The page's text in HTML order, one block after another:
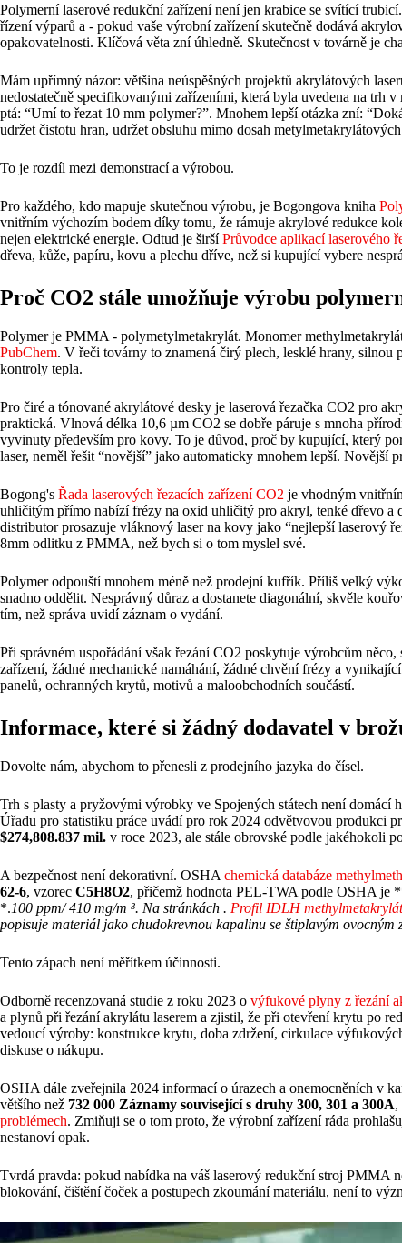
Polymerní laserové redukční zařízení není jen krabice se svítící
řízení výparů a - pokud vaše výrobní zařízení skutečně dodává
opakovatelnosti. Klíčová věta zní úhledně. Skutečnost v továrně je
Mám upřímný názor: většina neúspěšných projektů akrylátových
nedostatečně specifikovanými zařízeními, která byla uvedena na trh
ptá: “Umí to řezat 10 mm polymer?”. Mnohem lepší otázka zní:
udržet čistotu hran, udržet obsluhu mimo dosah
To je rozdíl mezi demonstrací a výrobou.
Pro každého, kdo mapuje skutečnou výrobu, je Bogongova kniha
vnitřním výchozím bodem díky tomu, že rámuje akrylové redukce
nejen elektrické energie. Odtud je širšíPrůvodce aplikací laserového
dřeva, kůže, papíru, kovu a plechu dříve, než si kupující vybere
Proč CO2 stále umožňuje výrobu
Polymer je PMMA - polymetylmetakrylát. Monomer
PubChem. V řeči továrny to znamená čirý plech, lesklé hrany,
kontroly tepla.
Pro čiré a tónované akrylátové desky je laserová řezačka CO2 pro
praktická. Vlnová délka 10,6 µm CO2 se dobře páruje s mnoha
vyvinuty především pro kovy. To je důvod, proč by kupující, který
laser, neměl řešit “novější” jako automaticky mnohem lepší. Novější
Bogong's Řada laserových řezacích zařízení CO2 je vhodným
uhličitým přímo nabízí frézy na oxid uhličitý pro akryl, tenké dřevo a
distributor prosazuje vláknový laser na kovy jako “nejlepší laserový
8mm odlitku z PMMA, než bych si o tom myslel své.
Polymer odpouští mnohem méně než prodejní kufřík. Příliš velký
snadno oddělit. Nesprávný důraz a dostanete diagonální, skvěle
tím, než správa uvidí záznam o vydání.
Při správném uspořádání však řezání CO2 poskytuje výrobcům
zařízení, žádné mechanické namáhání, žádné chvění frézy a
panelů, ochranných krytů, motivů a maloobchodních součástí.
Informace, které si žádný dodavatel v
Dovolte nám, abychom to přenesli z prodejního jazyka do čísel.
Trh s plasty a pryžovými výrobky ve Spojených státech není
Úřadu pro statistiku práce uvádí pro rok 2024 odvětvovou produkci
$274,808.837 mil. v roce 2023, ale stále obrovské podle jakéhokoli
A bezpečnost není dekorativní. OSHA chemická databáze
62-6, vzorec C5H8O2, přičemž hodnota PEL-TWA podle OSHA je
*.100 ppm/ 410 mg/m ³. Na stránkách . Profil IDLH
popisuje materiál jako chudokrevnou kapalinu se štiplavým ovocným
Tento zápach není měřítkem účinnosti.
Odborně recenzovaná studie z roku 2023 o výfukové plyny z řezání
a plynů při řezání akrylátu laserem a zjistil, že při otevření krytu po
vedoucí výroby: konstrukce krytu, doba zdržení, cirkulace
diskuse o nákupu.
OSHA dále zveřejnila 2024 informací o úrazech a onemocněních v
většího než 732 000 Záznamy související s druhy 300, 301 a 300A,
problémech. Zmiňuji se o tom proto, že výrobní zařízení ráda
nestanoví opak.
Tvrdá pravda: pokud nabídka na váš laserový redukční stroj PMMA
blokování, čištění čoček a postupech zkoumání materiálu, není to